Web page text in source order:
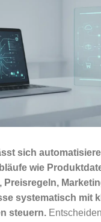
sich
wie
Preisregeln,
systematisch mit
steuern.